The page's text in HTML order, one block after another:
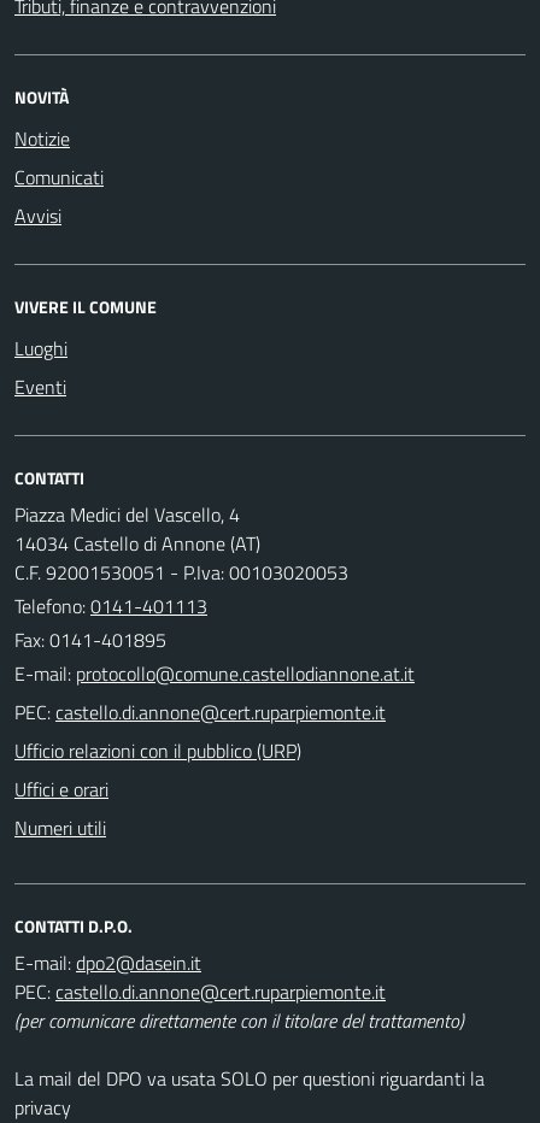
NOVITÀ
Notizie
Comunicati
Avvisi
VIVERE IL COMUNE
Luoghi
Eventi
CONTATTI
Piazza Medici del Vascello, 4
14034 Castello di Annone (AT)
C.F. 92001530051 - P.Iva: 00103020053
Telefono:0141-401113
Fax: 0141-401895
E-mail:
PEC:
Ufficio relazioni con il pubblico (URP)
Uffici e orari
Numeri utili
CONTATTI D.P.O.
E-mail:
PEC:
(per comunicare direttamente con il titolare del trattamento)
La mail del DPO va usata SOLO per questioni riguardanti la
privacy